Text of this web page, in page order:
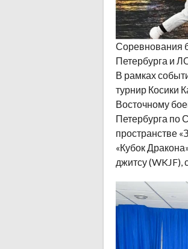
Соревнования
Петербурга и
В рамках
турнир Косики
Восточному
Петербурга по
пространстве
«Кубок
джитсу (WKJF),